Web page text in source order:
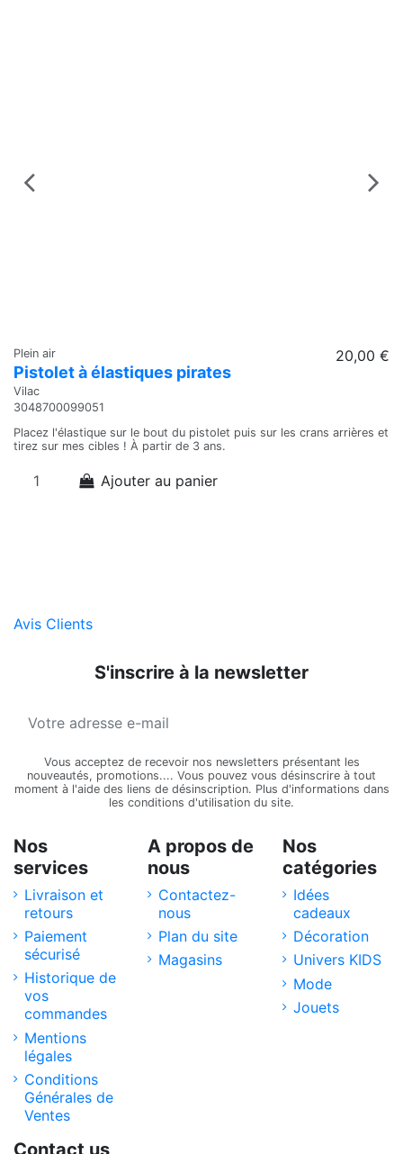
Plein air
Pistolet à élastiques pirates
Vilac
3048700099051
20,00 €
Placez l'élastique sur le bout du pistolet puis sur les crans arrières et
tirez sur mes cibles ! À partir de 3 ans.
Ajouter au panier
Avis Clients
S'inscrire à la newsletter
Vous acceptez de recevoir nos newsletters présentant les
nouveautés, promotions.... Vous pouvez vous désinscrire à tout
moment à l'aide des liens de désinscription. Plus d'informations dans
les conditions d'utilisation du site.
Nos
services
Livraison et
retours
Paiement
sécurisé
Historique de
vos
commandes
Mentions
légales
Conditions
Générales de
Ventes
A propos de
nous
Contactez-
nous
Plan du site
Magasins
Nos
catégories
Idées
cadeaux
Décoration
Univers KIDS
Mode
Jouets
Contact us